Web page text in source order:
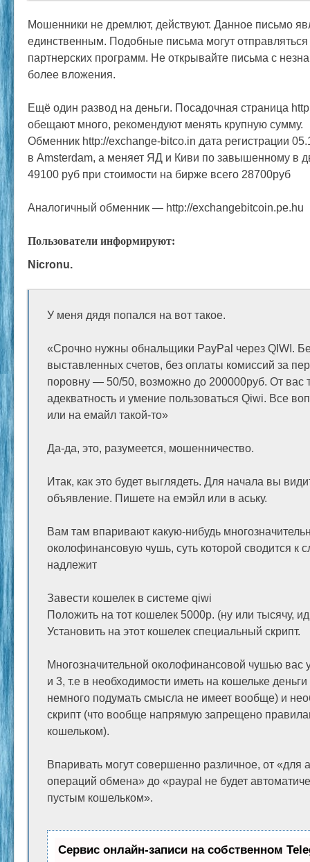
Мошенники не дремлют, действуют. Данное письмо
единственным. Подобные письма могут отправляться
партнерских программ. Не открывайте письма с
более вложения.
Ещё один развод на деньги. Посадочная страница
обещают много, рекомендуют менять крупную сумму.
Обменник http://exchange-bitco.in дата регистрации
в Amsterdam, а меняет ЯД и Киви по завышенному в
49100 руб при стоимости на бирже всего 28700руб
Аналогичный обменник — http://exchangebitcoin.pe.hu
Пользователи информируют:
Nicronu.
У меня дядя попался на вот такое.
«Срочно нужны обнальщики PayPal через QIWI.
выставленных счетов, без оплаты комиссий за
поровну — 50/50, возможно до 200000руб. От вас
адекватность и умение пользоваться Qiwi. Все
или на емайл такой-то»
Да-да, это, разумеется, мошенничество.
Итак, как это будет выглядеть. Для начала вы
объявление. Пишете на емэйл или в аську.
Вам там впаривают какую-нибудь
околофинансовую чушь, суть которой сводится к
надлежит
Завести кошелек в системе qiwi
Положить на тот кошелек 5000р. (ну или тысячу,
Установить на этот кошелек специальный скрипт.
Многозначительной околофинансовой чушью вас
и 3, т.е в необходимости иметь на кошельке деньги
немного подумать смысла не имеет вообще) и
скрипт (что вообще напрямую запрещено
кошельком).
Впаривать могут совершенно различное, от «для
операций обмена» до «paypal не будет
пустым кошельком».
Сервис онлайн-записи на собственном